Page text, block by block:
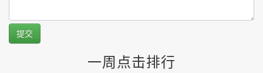
提交
一周点击排行